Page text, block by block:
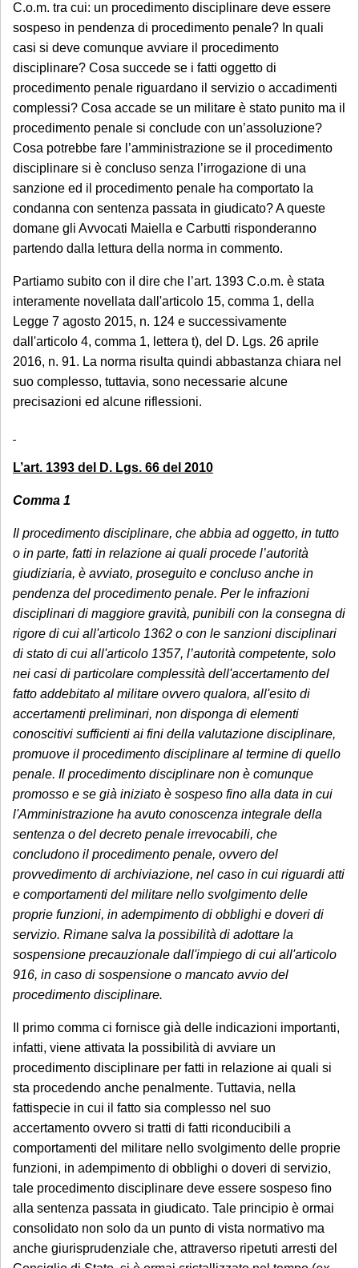
C.o.m. tra cui: un procedimento disciplinare deve essere
sospeso in pendenza di procedimento penale? In quali
casi si deve comunque avviare il procedimento
disciplinare? Cosa succede se i fatti oggetto di
procedimento penale riguardano il servizio o accadimenti
complessi? Cosa accade se un militare è stato punito ma il
procedimento penale si conclude con un’assoluzione?
Cosa potrebbe fare l’amministrazione se il procedimento
disciplinare si è concluso senza l’irrogazione di una
sanzione ed il procedimento penale ha comportato la
condanna con sentenza passata in giudicato? A queste
domane gli Avvocati Maiella e Carbutti risponderanno
partendo dalla lettura della norma in commento.
Partiamo subito con il dire che l’art. 1393 C.o.m. è stata
interamente novellata dall'articolo 15, comma 1, della
Legge 7 agosto 2015, n. 124 e successivamente
dall'articolo 4, comma 1, lettera t), del D. Lgs. 26 aprile
2016, n. 91. La norma risulta quindi abbastanza chiara nel
suo complesso, tuttavia, sono necessarie alcune
precisazioni ed alcune riflessioni.
L’art. 1393 del D. Lgs. 66 del 2010
Comma 1
Il procedimento disciplinare, che abbia ad oggetto, in tutto
o in parte, fatti in relazione ai quali procede l’autorità
giudiziaria, è avviato, proseguito e concluso anche in
pendenza del procedimento penale. Per le infrazioni
disciplinari di maggiore gravità, punibili con la consegna di
rigore di cui all'articolo 1362 o con le sanzioni disciplinari
di stato di cui all'articolo 1357, l’autorità competente, solo
nei casi di particolare complessità dell'accertamento del
fatto addebitato al militare ovvero qualora, all'esito di
accertamenti preliminari, non disponga di elementi
conoscitivi sufficienti ai fini della valutazione disciplinare,
promuove il procedimento disciplinare al termine di quello
penale. Il procedimento disciplinare non è comunque
promosso e se già iniziato è sospeso fino alla data in cui
l'Amministrazione ha avuto conoscenza integrale della
sentenza o del decreto penale irrevocabili, che
concludono il procedimento penale, ovvero del
provvedimento di archiviazione, nel caso in cui riguardi atti
e comportamenti del militare nello svolgimento delle
proprie funzioni, in adempimento di obblighi e doveri di
servizio. Rimane salva la possibilità di adottare la
sospensione precauzionale dall'impiego di cui all'articolo
916, in caso di sospensione o mancato avvio del
procedimento disciplinare.
Il primo comma ci fornisce già delle indicazioni importanti,
infatti, viene attivata la possibilità di avviare un
procedimento disciplinare per fatti in relazione ai quali si
sta procedendo anche penalmente. Tuttavia, nella
fattispecie in cui il fatto sia complesso nel suo
accertamento ovvero si tratti di fatti riconducibili a
comportamenti del militare nello svolgimento delle proprie
funzioni, in adempimento di obblighi o doveri di servizio,
tale procedimento disciplinare deve essere sospeso fino
alla sentenza passata in giudicato. Tale principio è ormai
consolidato non solo da un punto di vista normativo ma
anche giurisprudenziale che, attraverso ripetuti arresti del